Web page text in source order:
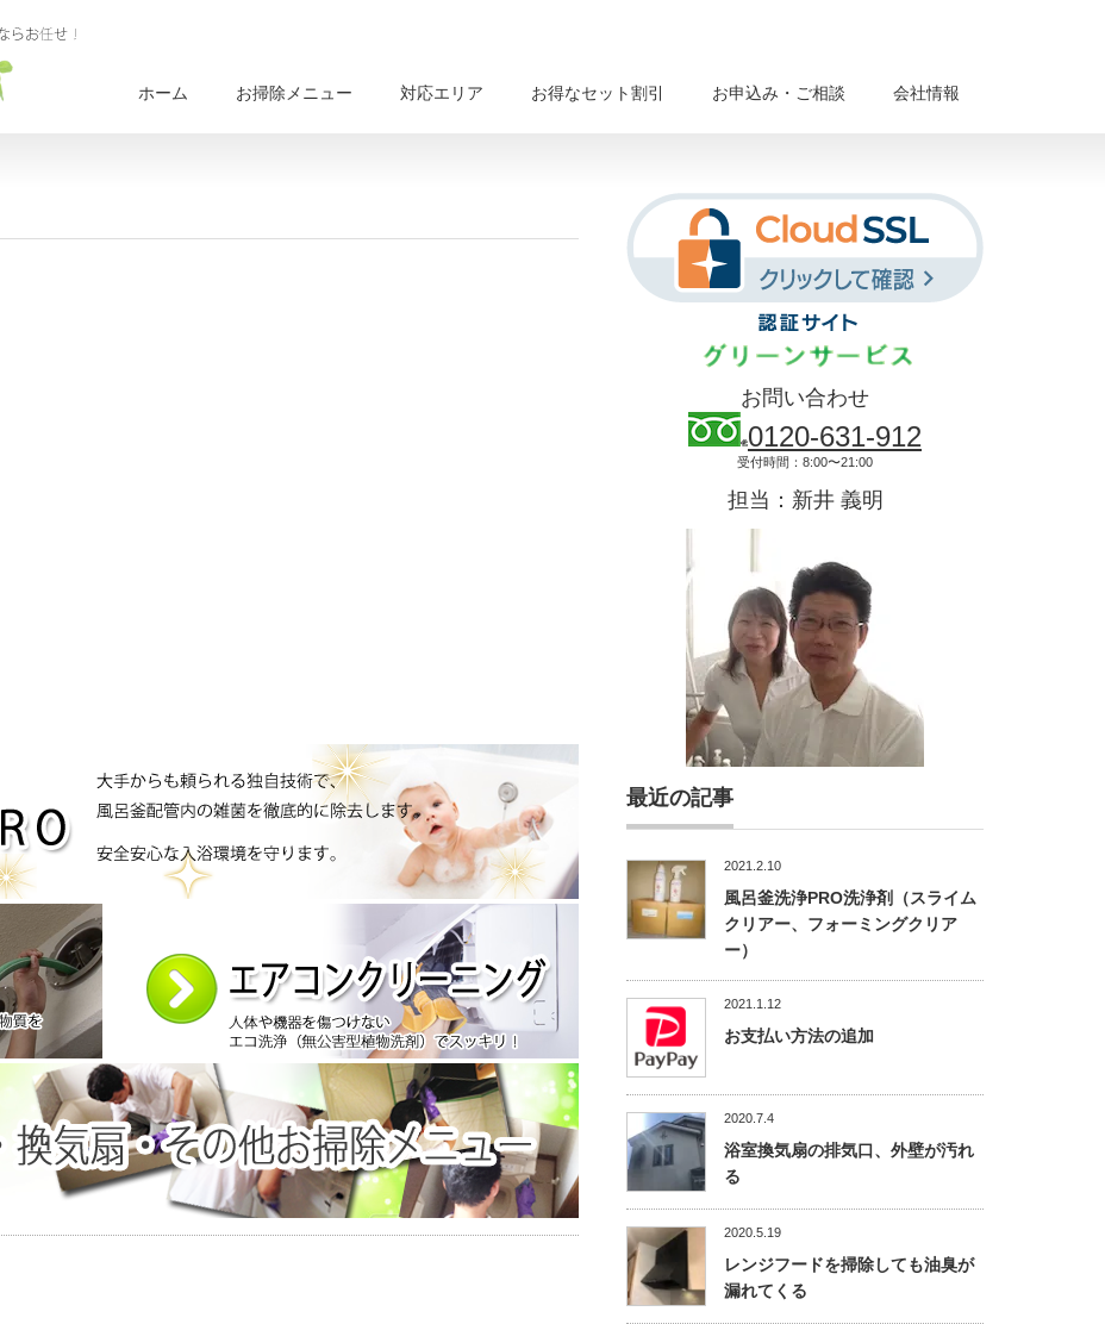
ホーム お掃除メニュー 対応エリア お得なセット割引 お申込み・ご相談 会社情報
お問い合わせ
0120-631-912
受付時間：8:00〜21:00
担当：新井 義明
最近の記事
2021.2.10
風呂釜洗浄PRO洗浄剤（スライム
クリアー、フォーミングクリア
ー）
2021.1.12
お支払い方法の追加
2020.7.4
浴室換気扇の排気口、外壁が汚れ
る
2020.5.19
レンジフードを掃除しても油臭が
漏れてくる